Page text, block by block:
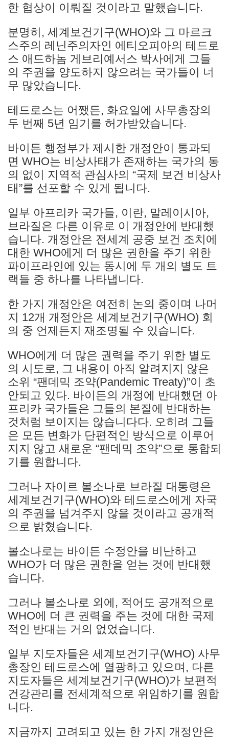
한 협상이 이뤄질 것이라고 말했습니다.
분명히, 세계보건기구(WHO)와 그 마르크
스주의 레닌주의자인 에티오피아의 테드로
스 애드하놈 게브리예서스 박사에게 그들
의 주권을 양도하지 않으려는 국가들이 너
무 많았습니다.
테드로스는 어쨌든, 화요일에 사무총장의
두 번째 5년 임기를 허가받았습니다.
바이든 행정부가 제시한 개정안이 통과되
면 WHO는 비상사태가 존재하는 국가의 동
의 없이 지역적 관심사의 “국제 보건 비상사
태”를 선포할 수 있게 됩니다.
일부 아프리카 국가들, 이란, 말레이시아,
브라질은 다른 이유로 이 개정안에 반대했
습니다. 개정안은 전세계 공중 보건 조치에
대한 WHO에게 더 많은 권한을 주기 위한
파이프라인에 있는 동시에 두 개의 별도 트
랙들 중 하나를 나타냅니다.
한 가지 개정안은 여전히 논의 중이며 나머
지 12개 개정안은 세계보건기구(WHO) 회
의 중 언제든지 재조명될 수 있습니다.
WHO에게 더 많은 권력을 주기 위한 별도
의 시도로, 그 내용이 아직 알려지지 않은
소위 “팬데믹 조약(Pandemic Treaty)”이 초
안되고 있다. 바이든의 개정에 반대했던 아
프리카 국가들은 그들의 본질에 반대하는
것처럼 보이지는 않습니다다. 오히려 그들
은 모든 변화가 단편적인 방식으로 이루어
지지 않고 새로운 “팬데믹 조약”으로 통합되
기를 원합니다.
그러나 자이르 볼소나로 브라질 대통령은
세계보건기구(WHO)와 테드로스에게 자국
의 주권을 넘겨주지 않을 것이라고 공개적
으로 밝혔습니다.
볼소나로는 바이든 수정안을 비난하고
WHO가 더 많은 권한을 얻는 것에 반대했
습니다.
그러나 볼소나로 외에, 적어도 공개적으로
WHO에 더 큰 권력을 주는 것에 대한 국제
적인 반대는 거의 없었습니다.
일부 지도자들은 세계보건기구(WHO) 사무
총장인 테드로스에 열광하고 있으며, 다른
지도자들은 세계보건기구(WHO)가 보편적
건강관리를 전세계적으로 위임하기를 원합
니다.
지금까지 고려되고 있는 한 가지 개정안은